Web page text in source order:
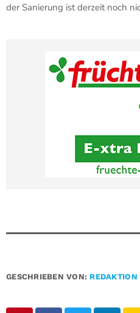
der Sanierung ist derzeit noch
GESCHRIEBEN VON: REDAKTION